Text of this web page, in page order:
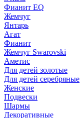
Фианит EQ
Жемчуг
Янтарь
Агат
Фианит
Жемчуг Swarovski
Аметис
Для детей золотые
Для детей серебряные
Женские
Подвески
Шармы
Декоративные